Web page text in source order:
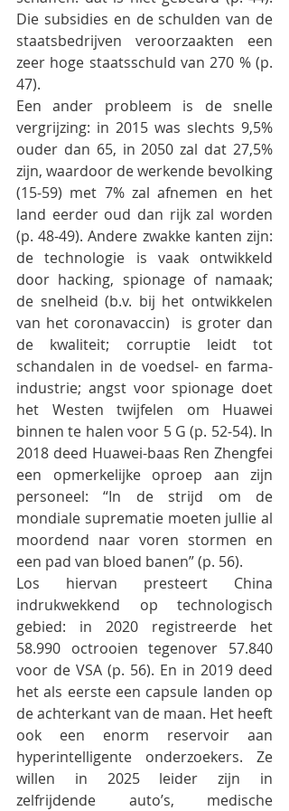
Die subsidies en de schulden van de
staatsbedrijven veroorzaakten een
zeer hoge staatsschuld van 270 % (p.
47).
Een ander probleem is de snelle
vergrijzing: in 2015 was slechts 9,5%
ouder dan 65, in 2050 zal dat 27,5%
zijn, waardoor de werkende bevolking
(15-59) met 7% zal afnemen en het
land eerder oud dan rijk zal worden
(p. 48-49). Andere zwakke kanten zijn:
de technologie is vaak ontwikkeld
door hacking, spionage of namaak;
de snelheid (b.v. bij het ontwikkelen
van het coronavaccin)  is groter dan
de kwaliteit; corruptie leidt tot
schandalen in de voedsel- en farma-
industrie; angst voor spionage doet
het Westen twijfelen om Huawei
binnen te halen voor 5 G (p. 52-54). In
2018 deed Huawei-baas Ren Zhengfei
een opmerkelijke oproep aan zijn
personeel: “In de strijd om de
mondiale suprematie moeten jullie al
moordend naar voren stormen en
een pad van bloed banen” (p. 56).
Los hiervan presteert China
indrukwekkend op technologisch
gebied: in 2020 registreerde het
58.990 octrooien tegenover 57.840
voor de VSA (p. 56). En in 2019 deed
het als eerste een capsule landen op
de achterkant van de maan. Het heeft
ook een enorm reservoir aan
hyperintelligente onderzoekers. Ze
willen in 2025 leider zijn in
zelfrijdende auto’s, medische